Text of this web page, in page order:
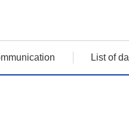
List of